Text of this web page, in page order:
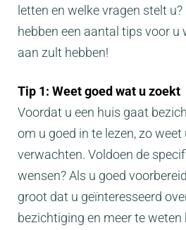
letten en welke vragen stelt
hebben een aantal tips voor u
aan zult hebben!
Tip 1: Weet goed wat u zoekt
Voordat u een huis gaat
om u goed in te lezen, zo
verwachten. Voldoen de
wensen? Als u goed
groot dat u geïnteresseerd
bezichtiging en meer te